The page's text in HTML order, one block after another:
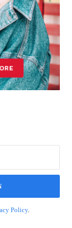
Policy.